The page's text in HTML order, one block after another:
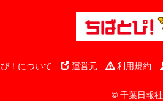
！について 運営元 利用規約
© 千葉日報社